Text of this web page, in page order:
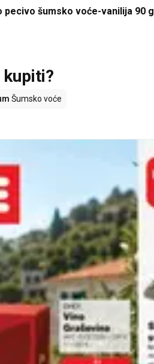
šumsko voće-vanilija 90 g
Šumsko voće